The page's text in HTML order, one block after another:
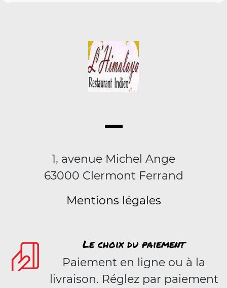
1, avenue Michel Ange
63000 Clermont Ferrand
Mentions légales
Le choix du paiement
Paiement en ligne ou à la
livraison. Réglez par paiement